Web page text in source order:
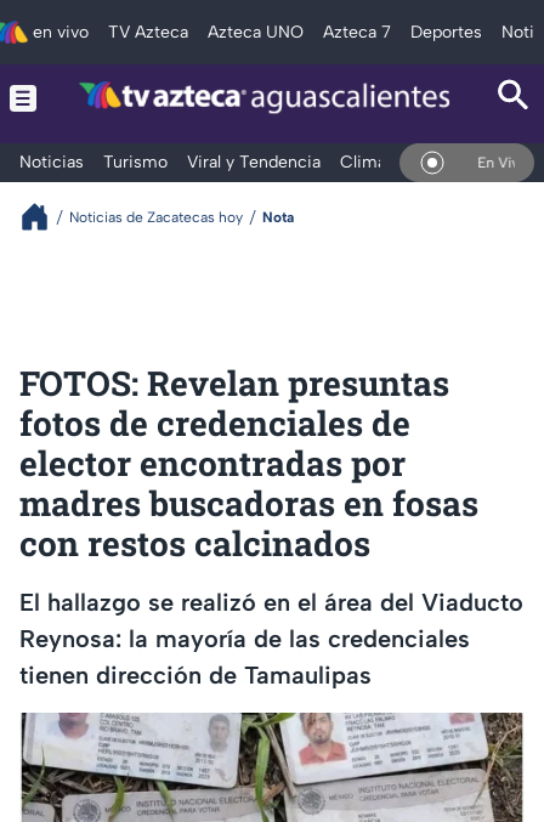
en vivo TV Azteca Azteca UNO Azteca 7 Deportes
Noticias Turismo Viral y Tendencia Clima Deportes En Vivo
Noticias de Zacatecas hoy Nota
FOTOS: Revelan presuntas
fotos de credenciales de
elector encontradas por
madres buscadoras en fosas
con restos calcinados
El hallazgo se realizó en el área del Viaducto
Reynosa: la mayoría de las credenciales
tienen dirección de Tamaulipas